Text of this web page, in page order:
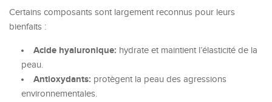
Certains composants sont largement reconnus pour leurs
bienfaits :
Acide hyaluronique: hydrate et maintient l’élasticité de la
peau.
Antioxydants: protègent la peau des agressions
environnementales.